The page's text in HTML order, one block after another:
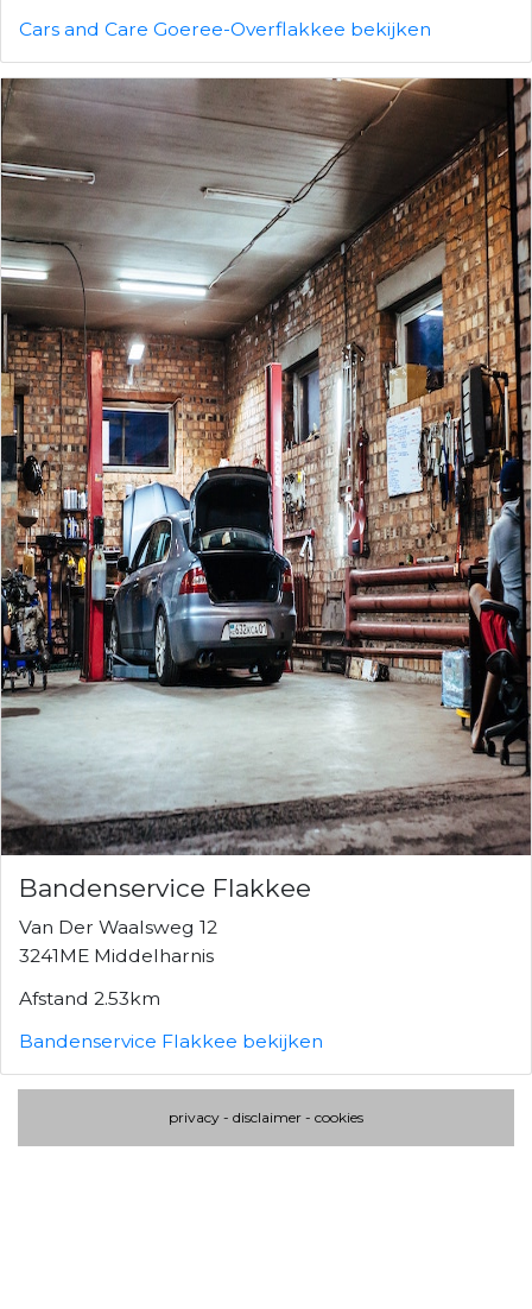
Cars and Care Goeree-Overflakkee bekijken
Bandenservice Flakkee
Van Der Waalsweg 12
3241ME Middelharnis
Afstand 2.53km
Bandenservice Flakkee bekijken
privacy - disclaimer - cookies